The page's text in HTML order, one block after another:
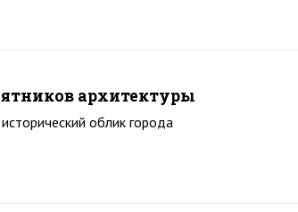
архитектуры
облик города